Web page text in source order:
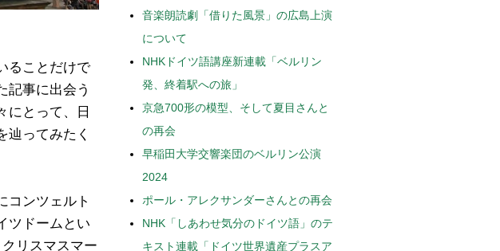
ることだけで
記事に出会う
にとって、日
辿ってみたく
コンツェルト
ツドームとい
リスマスマー
音楽朗読劇「借りた風景」の広島上演
について
NHKドイツ語講座新連載「ベルリン
発、終着駅への旅」
京急700形の模型、そして夏目さんと
の再会
早稲田大学交響楽団のベルリン公演
2024
ポール・アレクサンダーさんとの再会
NHK「しあわせ気分のドイツ語」のテ
キスト連載「ドイツ世界遺産プラスア